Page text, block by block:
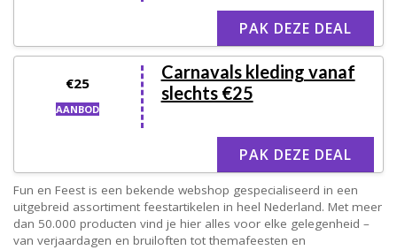
PAK DEZE DEAL
€25
AANBOD
Carnavals kleding vanaf
slechts €25
PAK DEZE DEAL
Fun en Feest is een bekende webshop gespecialiseerd in een
uitgebreid assortiment feestartikelen in heel Nederland. Met meer
dan 50.000 producten vind je hier alles voor elke gelegenheid –
van verjaardagen en bruiloften tot themafeesten en